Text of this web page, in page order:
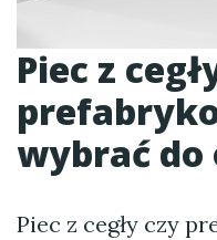
Piec z
wybrać do
Piec z cegły czy